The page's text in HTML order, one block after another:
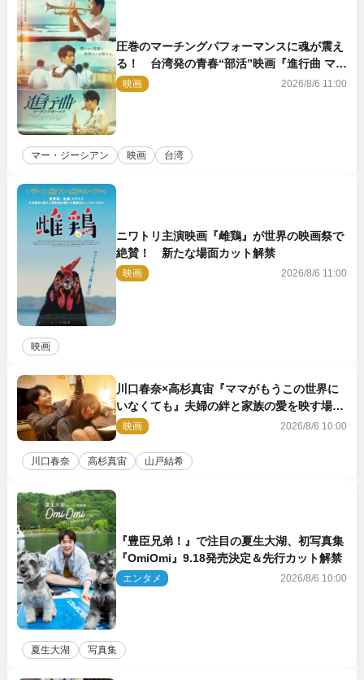
圧巻のマーチングパフォーマンスに魂が震え
る！ 台湾発の青春“部活”映画『進行曲 マー
チングボーイズ』予告解禁
映画 2026/8/6 11:00
マー・ジーシアン 映画 台湾
ニワトリ主演映画『雌鶏』が世界の映画祭で
絶賛！ 新たな場面カット解禁
映画 2026/8/6 11:00
映画
川口春奈×高杉真宙『ママがもうこの世界に
いなくても』夫婦の絆と家族の愛を映す場面
写真公開
映画 2026/8/6 10:00
川口春奈 高杉真宙 山戸結希
『豊臣兄弟！』で注目の夏生大湖、初写真集
『OmiOmi』9.18発売決定＆先行カット解禁
エンタメ 2026/8/6 10:00
夏生大湖 写真集